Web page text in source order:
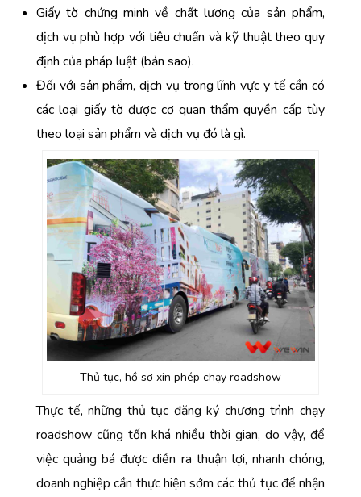
Giấy tờ chứng minh về chất lượng của sản phẩm,
dịch vụ phù hợp với tiêu chuẩn và kỹ thuật theo quy
định của pháp luật (bản sao).
Đối với sản phẩm, dịch vụ trong lĩnh vực y tế cần có
các loại giấy tờ được cơ quan thẩm quyền cấp tùy
theo loại sản phẩm và dịch vụ đó là gì.
Thủ tục, hồ sơ xin phép chạy roadshow
Thực tế, những thủ tục đăng ký chương trình chạy
roadshow cũng tốn khá nhiều thời gian, do vậy, để
việc quảng bá được diễn ra thuận lợi, nhanh chóng,
doanh nghiệp cần thực hiện sớm các thủ tục để nhận